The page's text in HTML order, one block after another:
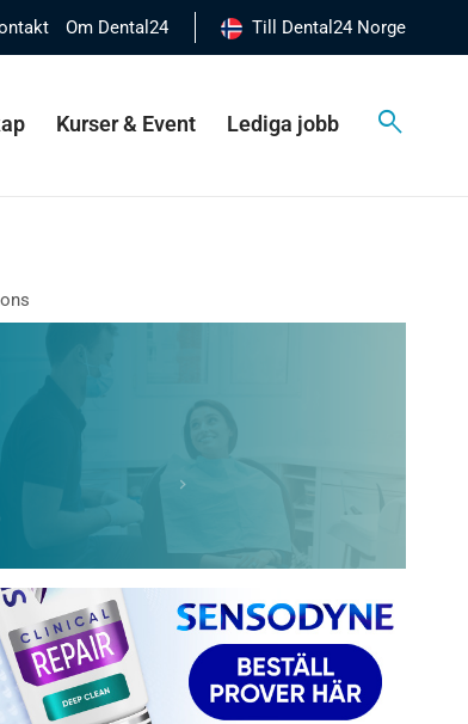
Om Dental24 Till Dental24 Norge
Kurser & Event Lediga jobb